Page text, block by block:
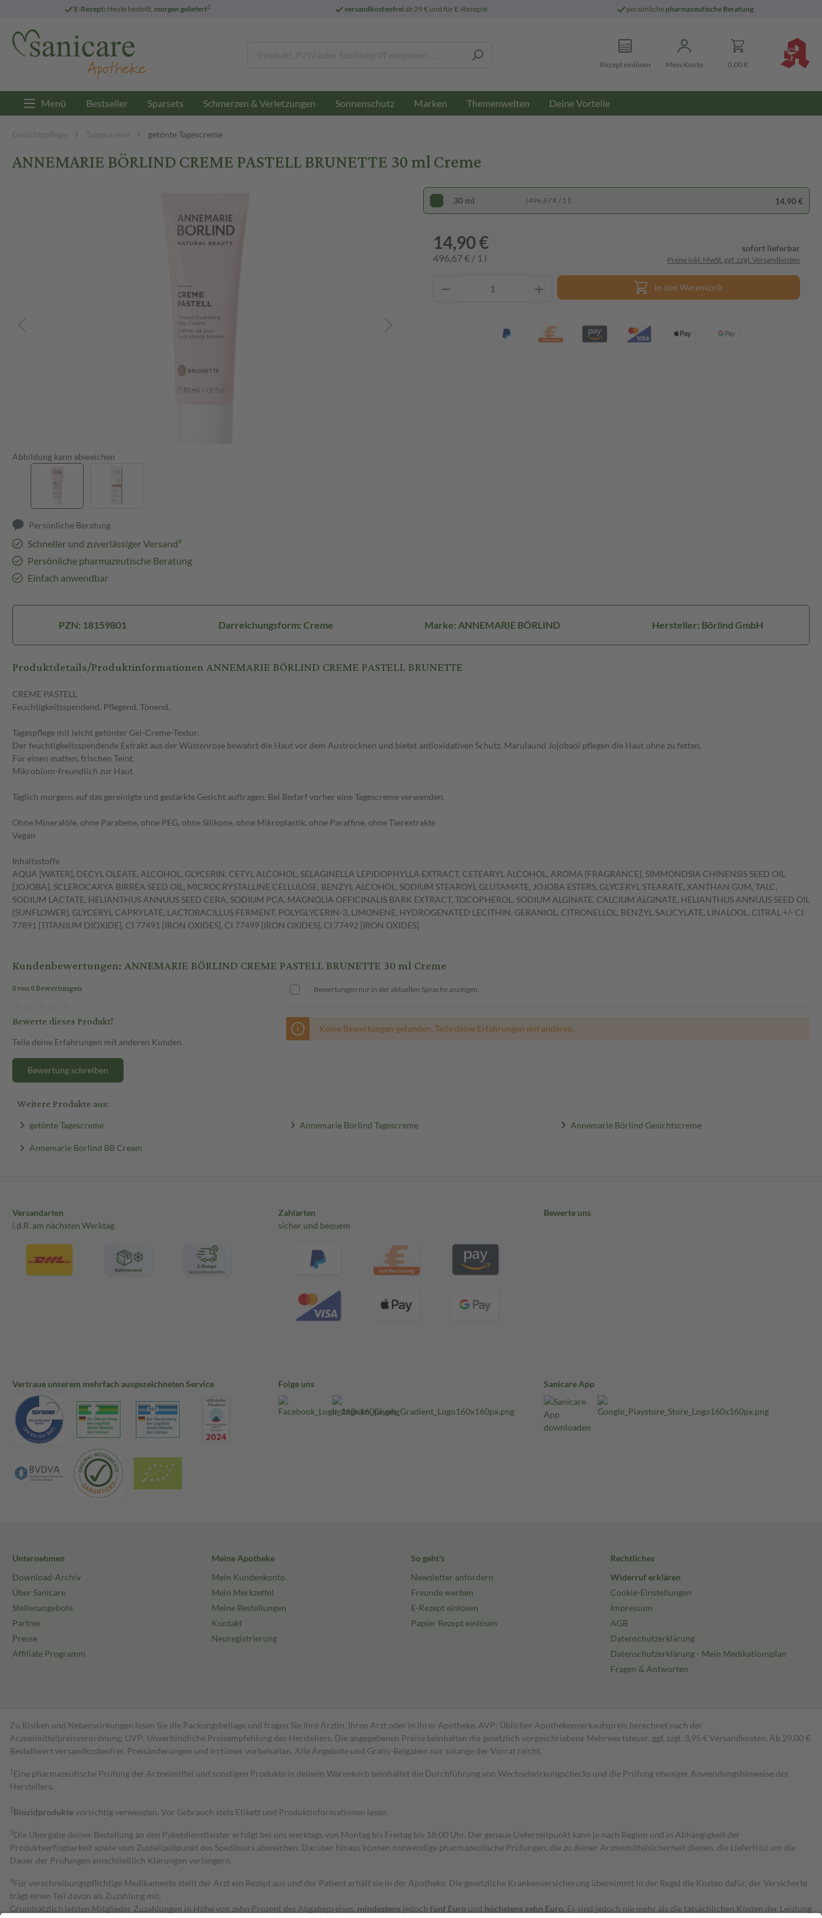
E-Rezept: Heute bestellt, morgen geliefert3 versandkostenfreiab 29 € und für E-Rezepte persönliche pharmazeutische Beratung
Rezept einlösen Mein Konto 0,00 €
Menü Bestseller Sparsets Schmerzen & Verletzungen Sonnenschutz Marken Themenwelten Deine Vorteile
Gesichtspflege Tagescreme getönte Tagescreme
ANNEMARIE BÖRLIND CREME PASTELL BRUNETTE 30 ml Creme
Abbildung kann abweichen
Persönliche Beratung
Schneller und zuverlässiger Versand³
Persönliche pharmazeutische Beratung
Einfach anwendbar
30 ml (496,67 € / 1 l) 14,90 €
14,90 €
496,67 € / 1 l
sofort lieferbar
Preise inkl. MwSt. ggf. zzgl. Versandkosten
In den Warenkorb
PZN: 18159801 Darreichungsform: Creme Marke: ANNEMARIE BÖRLIND Hersteller: Börlind GmbH
Produktdetails/Produktinformationen ANNEMARIE BÖRLIND CREME PASTELL BRUNETTE
CREME PASTELL
Feuchtigkeitsspendend. Pflegend. Tönend.
Tagespflege mit leicht getönter Gel-Creme-Textur.
Der feuchtigkeitsspendende Extrakt aus der Wüstenrose bewahrt die Haut vor dem Austrocknen und bietet antioxidativen Schutz. Marulaund Jojobaöl pflegen die Haut ohne zu fetten.
Für einen matten, frischen Teint.
Mikrobiom-freundlich zur Haut.
Täglich morgens auf das gereinigte und gestärkte Gesicht auftragen. Bei Bedarf vorher eine Tagescreme verwenden.
Ohne Mineralöle, ohne Parabene, ohne PEG, ohne Silikone, ohne Mikroplastik, ohne Paraffine, ohne Tierextrakte
Vegan
Inhaltsstoffe
AQUA [WATER], DECYL OLEATE, ALCOHOL, GLYCERIN, CETYL ALCOHOL, SELAGINELLA LEPIDOPHYLLA EXTRACT, CETEARYL ALCOHOL, AROMA [FRAGRANCE], SIMMONDSIA CHINENSIS SEED OIL
[JOJOBA], SCLEROCARYA BIRREA SEED OIL, MICROCRYSTALLINE CELLULOSE, BENZYL ALCOHOL, SODIUM STEAROYL GLUTAMATE, JOJOBA ESTERS, GLYCERYL STEARATE, XANTHAN GUM, TALC,
SODIUM LACTATE, HELIANTHUS ANNUUS SEED CERA, SODIUM PCA, MAGNOLIA OFFICINALIS BARK EXTRACT, TOCOPHEROL, SODIUM ALGINATE, CALCIUM ALGINATE, HELIANTHUS ANNUUS SEED OIL
[SUNFLOWER], GLYCERYL CAPRYLATE, LACTOBACILLUS FERMENT, POLYGLYCERIN-3, LIMONENE, HYDROGENATED LECITHIN, GERANIOL, CITRONELLOL, BENZYL SALICYLATE, LINALOOL, CITRAL +/- CI
77891 [TITANIUM DIOXIDE], CI 77491 [IRON OXIDES], CI 77499 [IRON OXIDES], CI 77492 [IRON OXIDES]
Kundenbewertungen: ANNEMARIE BÖRLIND CREME PASTELL BRUNETTE 30 ml Creme
0 von 0 Bewertungen
Bewerte dieses Produkt!
Teile deine Erfahrungen mit anderen Kunden.
Bewertung schreiben
Bewertungen nur in der aktuellen Sprache anzeigen.
Keine Bewertungen gefunden. Teile deine Erfahrungen mit anderen.
Weitere Produkte aus:
getönte Tagescreme Annemarie Börlind Tagescreme Annemarie Börlind Gesichtscreme
Annemarie Börlind BB Cream
Versandarten
i.d.R. am nächsten Werktag
Zahlarten
sicher und bequem
Bewerte uns
Vertraue unserem mehrfach ausgezeichneten Service Folge uns Sanicare App
Unternehmen
Download-Archiv
Über Sanicare
Stellenangebote
Partner
Presse
Affiliate Programm
Meine Apotheke
Mein Kundenkonto
Mein Merkzettel
Meine Bestellungen
Kontakt
Neuregistrierung
So geht's
Newsletter anfordern
Freunde werben
E-Rezept einlösen
Papier Rezept einlösen
Rechtliches
Widerruf erklären
Cookie-Einstellungen
Impressum
AGB
Datenschutzerklärung
Datenschutzerklärung - Mein Medikationsplan
Fragen & Antworten
Zu Risiken und Nebenwirkungen lesen Sie die Packungsbeilage und fragen Sie Ihre Ärztin, Ihren Arzt oder in Ihrer Apotheke. AVP: Üblicher Apothekenverkaufspreis berechnet nach der
Arzneimittelpreisverordnung. UVP: Unverbindliche Preisempfehlung des Herstellers. Die angegebenen Preise beinhalten die gesetzlich vorgeschriebene Mehrwertsteuer, ggf. zzgl. 3,95 € Versandkosten. Ab 29,00 €
Bestell­wert versand­kosten­frei. Preisänderungen und Irrtümer vorbehalten. Alle Angebote und Gratis-Beigaben nur solange der Vorrat reicht.
1 Eine pharmazeutische Prüfung der Arzneimittel und sonstigen Produkte in deinem Warenkorb beinhaltet die Durchführung von Wechselwirkungschecks und die Prüfung etwaiger Anwendungshinweise des
Herstellers.
2Biozidproduktevorsichtig verwenden. Vor Gebrauch stets Etikett und Produktinformationen lesen.
3Die Übergabe deiner Bestellung an den Paketdienstleister erfolgt bei uns werktags von Montag bis Freitag bis 18:00 Uhr. Der genaue Lieferzeitpunkt kann je nach Region und in Abhängigkeit der
Produktverfügbarkeit sowie vom Zustellzeitpunkt des Spediteurs abweichen. Darüber hinaus können notwendige pharmazeutische Prüfungen, die zu deiner Arzneimittelsicherheit dienen, die Lieferfrist um die
Dauer der Prüfungen einschließlich Klärungen verlängern.
4Für verschreibungspflichtige Medikamente stellt der Arzt ein Rezept aus und der Patient erhält sie in der Apotheke. Die gesetzliche Krankenversicherung übernimmt in der Regel die Kosten dafür, der Versicherte
trägt einen Teil davon als Zuzahlung mit.
Grundsätzlich leisten Mitglieder Zuzahlungen in Höhe von zehn Prozent des Abgabepreises, mindestens jedoch fünf Euro und höchstens zehn Euro. Es sind jedoch nie mehr als die tatsächlichen Kosten der Leistung